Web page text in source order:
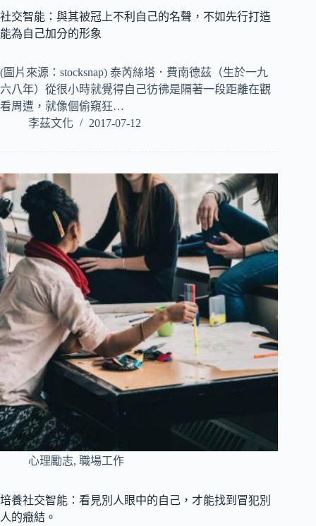
社交智能：與其被冠上不利自己的名聲，不如先行打造
能為自己加分的形象
(圖片來源：stocksnap) 泰芮絲塔．費南德茲（生於一九
六八年）從很小時就覺得自己彷彿是隔著一段距離在觀
看周遭，就像個偷窺狂…
李茲文化
2017-07-12
心理勵志, 職場工作
培養社交智能：看見別人眼中的自己，才能找到冒犯別
人的癥結。